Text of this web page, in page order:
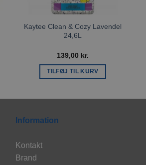
Kaytee Clean & Cozy Lavendel
24,6L
139,00 kr.
TILFØJ TIL KURV
Information
Kontakt
Brand